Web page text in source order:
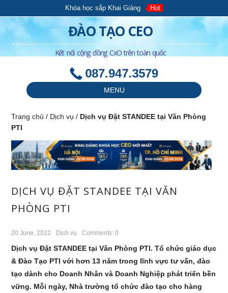
Khóa học sắp Khai Giảng Hot
ĐÀO TẠO CEO
Kết nối cộng đồng CxO trên toàn quốc
087.947.3579
MENU
Trang chủ / Dịch vụ / Dịch vụ Đặt STANDEE tại Văn Phòng
PTI
DỊCH VỤ ĐẶT STANDEE TẠI VĂN
PHÒNG PTI
20 June, 2022 Dịch vụ Comments: 0
Dịch vụ Đặt STANDEE tại Văn Phòng PTI. Tổ chức giáo dục
& Đào Tạo PTI với hơn 13 năm trong lĩnh vực tư vấn, đào
tạo dành cho Doanh Nhân và Doanh Nghiệp phát triển bền
vững. Mỗi ngày, Nhà trường tổ chức đào tạo cho hàng